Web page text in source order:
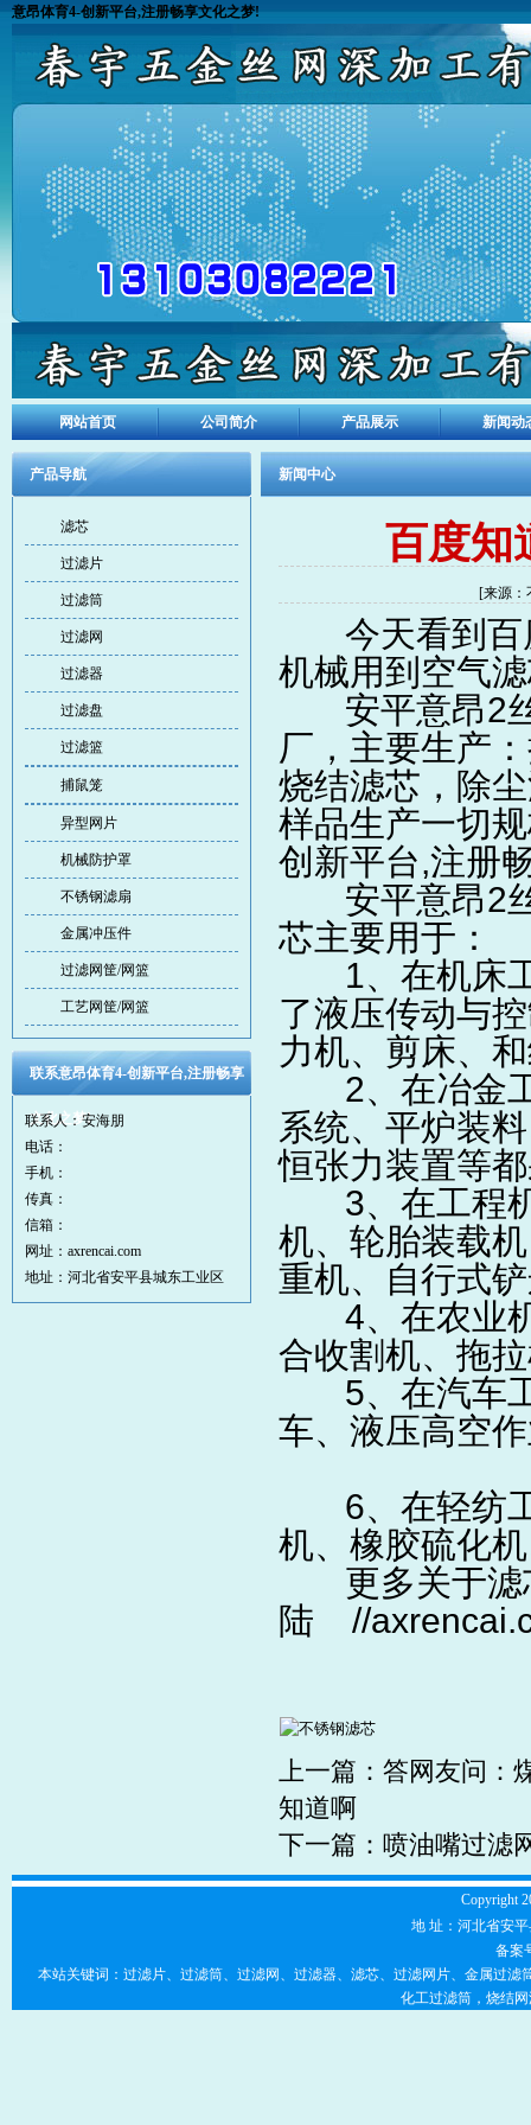
意昂体育4-创新平台,注册畅享文化之梦!
网站首页 公司简介 产品展示 新闻动
产品导航
滤芯
过滤片
过滤筒
过滤网
过滤器
过滤盘
过滤篮
捕鼠笼
异型网片
机械防护罩
不锈钢滤扇
金属冲压件
过滤网筐/网篮
工艺网筐/网篮
联系意昂体育4-创新平台,注册畅享
文化之梦!
联系人：安海朋
电话：
手机：
传真：
信箱：
网址：axrencai.com
地址：河北省安平县城东工业区
新闻中心
百度知
[来源：
今天看到百
机械用到 空气
安平意昂2丝
厂，主要生产：
烧结滤芯 ， 除
样品生产一切
创新平台,注册
安平意昂2丝
芯主要用于：
1、在机床工
了液压传动与
力机、剪床、
2、在冶金工
系统、平炉装
恒张力装置等
3、在工程机
机、轮胎装载
重机、自行式
4、在农业机
合收割机、拖
5、在汽车工
车、液压高空
6、在轻纺工
机、橡胶硫化
更多关于滤
陆
//
上一篇： 答网友问：
知道啊
下一篇： 喷油嘴过滤
Copyright
地 址：河北省安
备案
本站关键词：过滤片、过滤筒、过滤网、过滤器、滤芯、过滤网片、金属过
化工过滤筒，烧结